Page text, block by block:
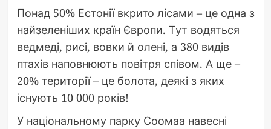
Понад 50% Естонії вкрито лісами – це одна з
найзеленіших країн Європи. Тут водяться
ведмеді, рисі, вовки й олені, а 380 видів
птахів наповнюють повітря співом. А ще –
20% території – це болота, деякі з яких
існують 10 000 років!
У національному парку Соомаа навесні